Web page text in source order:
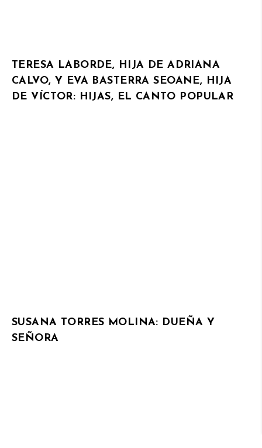
TERESA LABORDE, HIJA DE ADRIANA
CALVO, Y EVA BASTERRA SEOANE, HIJA
DE VÍCTOR: HIJAS, EL CANTO POPULAR
SUSANA TORRES MOLINA: DUEÑA Y
SEÑORA